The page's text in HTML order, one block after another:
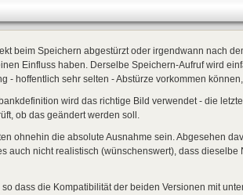
beim Speichern abgestürzt oder irgendwann nach
Einfluss haben. Derselbe Speichern-Aufruf wird
- hoffentlich sehr selten - Abstürze vorkommen
wird das richtige Bild verwendet - die
ob das geändert werden soll.
ohnehin die absolute Ausnahme sein. Abgesehen
auch nicht realistisch (wünschenswert), dass dieselbe
dass die Kompatibilität der beiden Versionen mit